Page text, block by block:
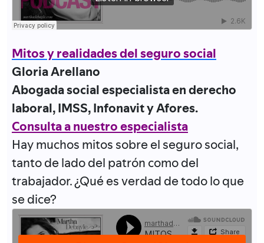
Mitos y realidades del seguro social
Gloria Arellano
Abogada social especialista en derecho
laboral, IMSS, Infonavit y Afores.
Consulta a nuestro especialista
Hay muchos mitos sobre el seguro social,
tanto de lado del patrón como del
trabajador. ¿Qué es verdad de todo lo que
se dice?